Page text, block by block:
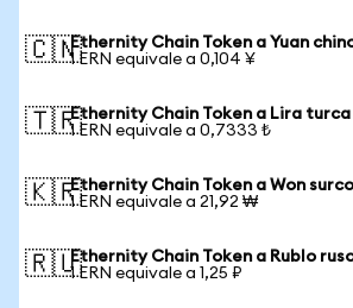
🇨🇳Ethernity Chain Token a Yuan
1 ERN equivale a 0,104 ¥
🇹🇷Ethernity Chain Token a Lira turca
1 ERN equivale a 0,7333 ₺
🇰🇷Ethernity Chain Token a Won
1 ERN equivale a 21,92 ₩
🇷🇺Ethernity Chain Token a Rublo
1 ERN equivale a 1,25 ₽